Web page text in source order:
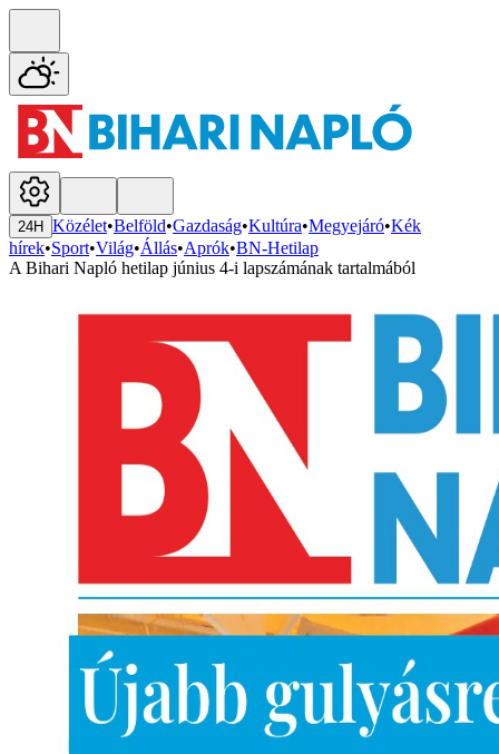
24H Közélet•Belföld•Gazdaság•Kultúra•Megyejáró•Kék
hírek•Sport•Világ•Állás•Aprók•BN-Hetilap
A Bihari Napló hetilap június 4-i lapszámának tartalmából